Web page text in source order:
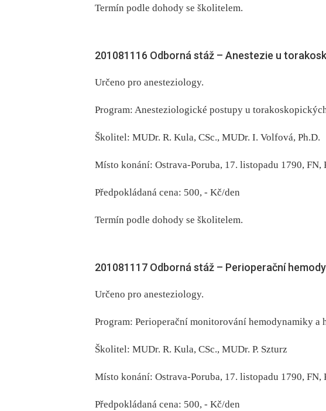
Termín podle dohody se školitelem.
201081116 Odborná stáž –⁠ Anestezie u
Určeno pro anesteziology.
Program: Anesteziologické postupy u
Školitel: MUDr. R. Kula, CSc., MUDr. I. Volfová, Ph.D.
Místo konání: Ostrava-Poruba, 17. listopadu 1790, FN,
Předpokládaná cena: 500, -⁠ Kč/den
Termín podle dohody se školitelem.
201081117 Odborná stáž –⁠ Perioperační
Určeno pro anesteziology.
Program: Perioperační monitorování hemodynamiky a
Školitel: MUDr. R. Kula, CSc., MUDr. P. Szturz
Místo konání: Ostrava-Poruba, 17. listopadu 1790, FN,
Předpokládaná cena: 500, -⁠ Kč/den